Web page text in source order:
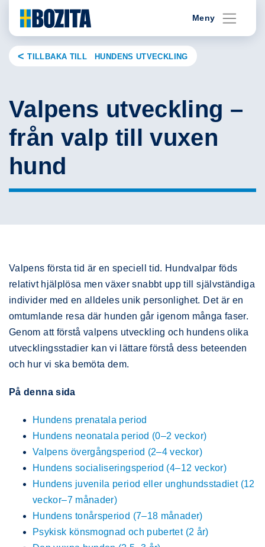
content
Meny
TILLBAKA TILL HUNDENS UTVECKLING
Valpens utveckling –
från valp till vuxen
hund
Valpens första tid är en speciell tid. Hundvalpar föds
relativt hjälplösa men växer snabbt upp till självständiga
individer med en alldeles unik personlighet. Det är en
omtumlande resa där hunden går igenom många faser.
Genom att förstå valpens utveckling och hundens olika
utvecklingsstadier kan vi lättare förstå dess beteenden
och hur vi ska bemöta dem.
På denna sida
Hundens prenatala period
Hundens neonatala period (0–2 veckor)
Valpens övergångsperiod (2–4 veckor)
Hundens socialiseringsperiod (4–12 veckor)
Hundens juvenila period eller unghundsstadiet (12
veckor–7 månader)
Hundens tonårsperiod (7–18 månader)
Psykisk könsmognad och pubertet (2 år)